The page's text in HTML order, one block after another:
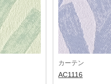
カーテン
AC1116